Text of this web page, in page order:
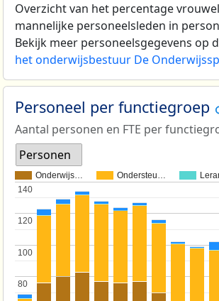
Overzicht van het percentage
mannelijke personeelsleden in
Bekijk meer personeelsgegevens op
het onderwijsbestuur De
Personeel per functiegroep
Aantal personen en FTE per
Personen
Onderwijs… Ondersteu…
80
80
100
100
120
120
140
140